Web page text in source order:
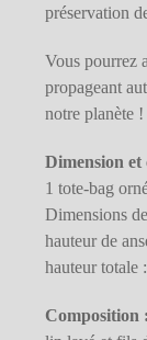
préservation
Vous pourrez
propageant
notre planète !
Dimension
1 tote-bag
Dimensions
hauteur de
hauteur totale
Composition :